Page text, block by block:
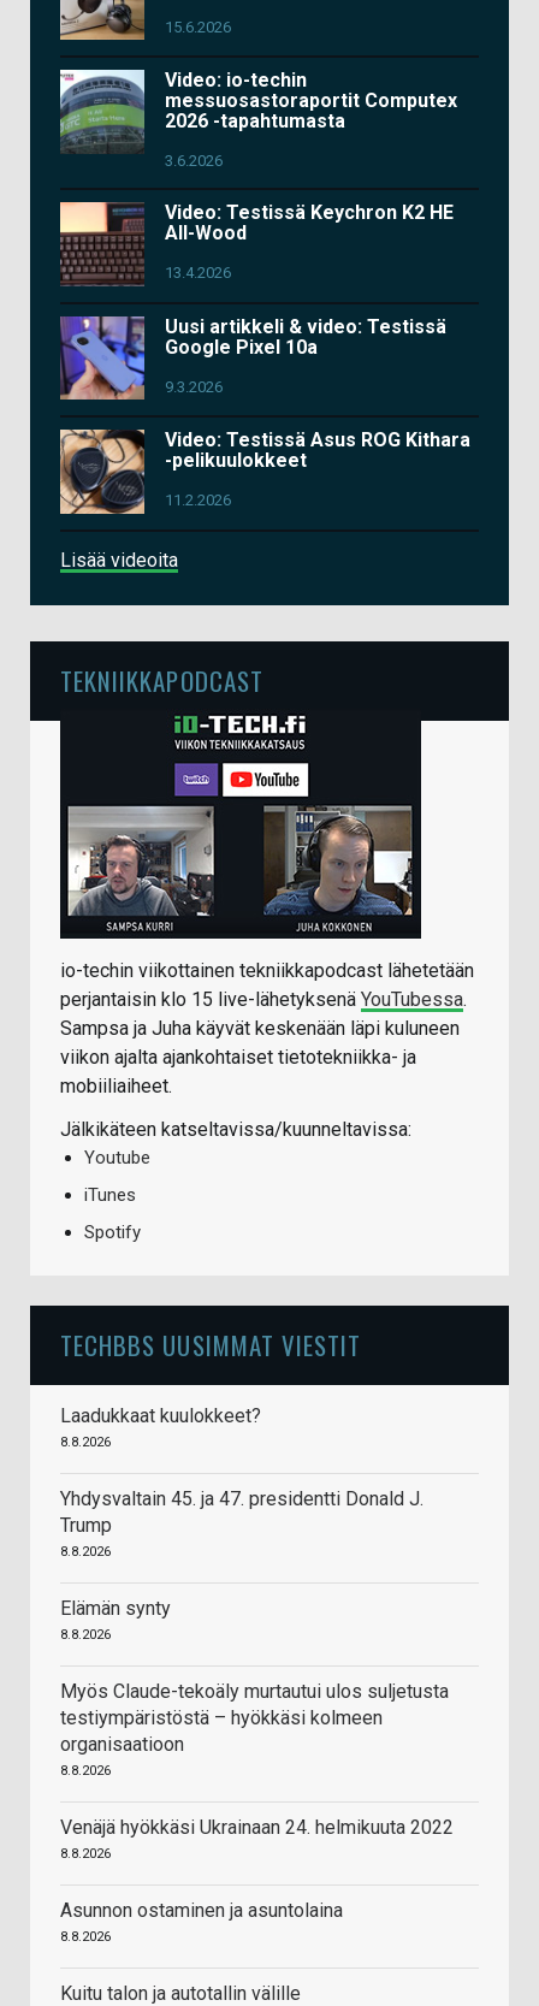
15.6.2026
Video: io-techin
messuosastoraportit Computex
2026 -tapahtumasta
3.6.2026
Video: Testissä Keychron K2 HE
All-Wood
13.4.2026
Uusi artikkeli & video: Testissä
Google Pixel 10a
9.3.2026
Video: Testissä Asus ROG Kithara
-pelikuulokkeet
11.2.2026
Lisää videoita
TEKNIIKKAPODCAST
io-techin viikottainen tekniikkapodcast lähetetään
perjantaisin klo 15 live-lähetyksenä YouTubessa.
Sampsa ja Juha käyvät keskenään läpi kuluneen
viikon ajalta ajankohtaiset tietotekniikka- ja
mobiiliaiheet.
Jälkikäteen katseltavissa/kuunneltavissa:
Youtube
iTunes
Spotify
TECHBBS UUSIMMAT VIESTIT
Laadukkaat kuulokkeet?
8.8.2026
Yhdysvaltain 45. ja 47. presidentti Donald J.
Trump
8.8.2026
Elämän synty
8.8.2026
Myös Claude-tekoäly murtautui ulos suljetusta
testiympäristöstä – hyökkäsi kolmeen
organisaatioon
8.8.2026
Venäjä hyökkäsi Ukrainaan 24. helmikuuta 2022
8.8.2026
Asunnon ostaminen ja asuntolaina
8.8.2026
Kuitu talon ja autotallin välille